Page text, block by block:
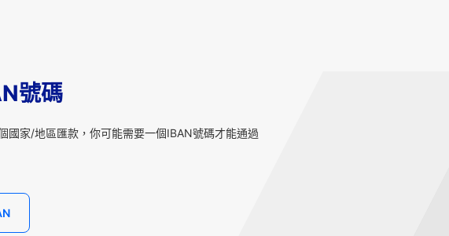
號碼
國家/地區匯款，你可能需要一個IBAN號碼才能通過